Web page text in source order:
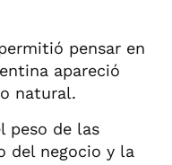
pensar en
apareció
natural.
peso de las
del negocio y la